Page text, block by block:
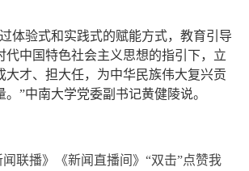
体验式和实践式的赋能方式，教育引导
代中国特色社会主义思想的指引下，立
大才、担大任，为中华民族伟大复兴贡
”中南大学党委副书记黄健陵说。
联播》《新闻直播间》“双击”点赞我